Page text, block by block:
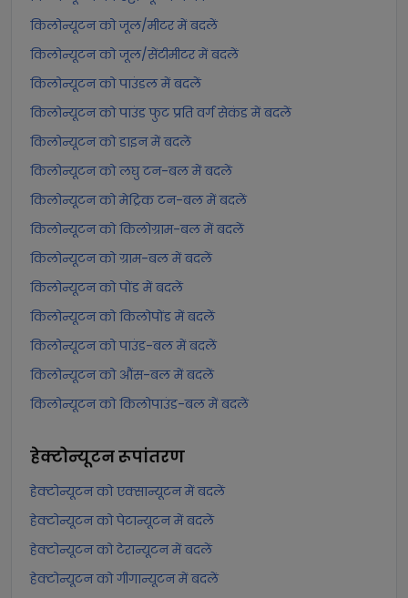
किलोन्यूटन को जूल/मीटर में बदलें
किलोन्यूटन को जूल/सेंटीमीटर में बदलें
किलोन्यूटन को पाउंडल में बदलें
किलोन्यूटन को पाउंड फुट प्रति वर्ग सेकंड में बदलें
किलोन्यूटन को डाइन में बदलें
किलोन्यूटन को लघु टन-बल में बदलें
किलोन्यूटन को मेट्रिक टन-बल में बदलें
किलोन्यूटन को किलोग्राम-बल में बदलें
किलोन्यूटन को ग्राम-बल में बदलें
किलोन्यूटन को पोंड में बदलें
किलोन्यूटन को किलोपोंड में बदलें
किलोन्यूटन को पाउंड-बल में बदलें
किलोन्यूटन को औंस-बल में बदलें
किलोन्यूटन को किलोपाउंड-बल में बदलें
हेक्टोन्यूटनरूपांतरण
हेक्टोन्यूटन को एक्सान्यूटन में बदलें
हेक्टोन्यूटन को पेटान्यूटन में बदलें
हेक्टोन्यूटन को टेरान्यूटन में बदलें
हेक्टोन्यूटन को गीगान्यूटन में बदलें